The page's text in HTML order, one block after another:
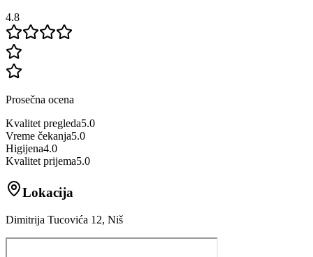
4.8
Prosečna ocena
Kvalitet pregleda5.0
Vreme čekanja5.0
Higijena4.0
Kvalitet prijema5.0
Lokacija
Dimitrija Tucovića 12, Niš